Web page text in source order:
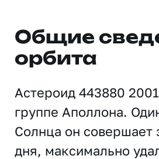
Общие
орбита
Астероид 443880
группе Аполлона.
Солнца он совершает
дня, максимально